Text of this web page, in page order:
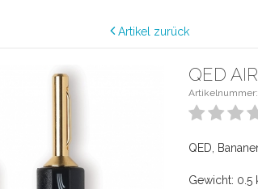
Artikel zurück
QED
QED,
Gewicht: 0.5